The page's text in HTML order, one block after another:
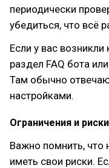
периодически
убедиться, что всё
Если у вас
раздел FAQ бота
Там обычно
настройками.
Ограничения и риски
Важно помнить, что
иметь свои риски.